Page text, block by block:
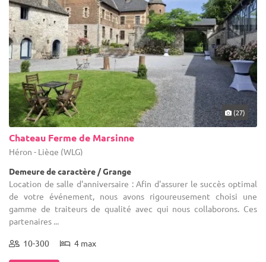
(27)
Chateau Ferme de Marsinne
Héron - Liège (WLG)
Demeure de caractère / Grange
Location de salle d'anniversaire : Afin d'assurer le succès optimal
de votre événement, nous avons rigoureusement choisi une
gamme de traiteurs de qualité avec qui nous collaborons. Ces
partenaires ...
10-300 4 max